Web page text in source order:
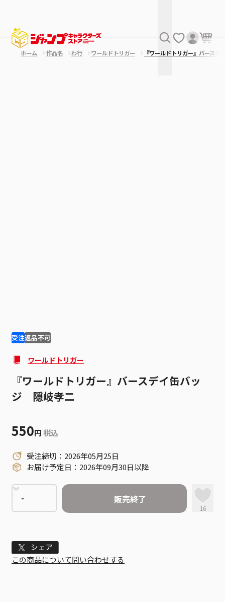
ホーム 作品名 わ行 ワールドトリガー 『ワールドトリガー』バース
受注返品不可
ワールドトリガー
『ワールドトリガー』バースデイ缶バッ
ジ 隠岐孝二
550円 税込
受注締切：2026年05月25日
お届け予定日：2026年09月30日以降
販売終了
16
Tweet
この商品について問い合わせする